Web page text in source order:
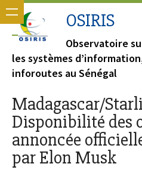
OSIRIS
Observatoire
les systèmes
inforoutes au Sénégal
Madagascar/
Disponibilité des
annoncée
par Elon Musk